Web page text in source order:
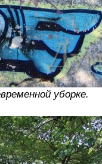
уборке.